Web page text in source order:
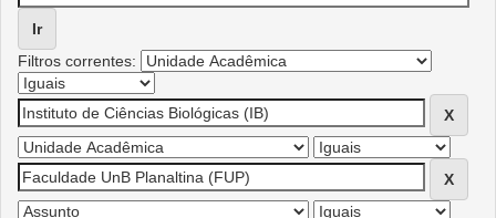
Filtros correntes: